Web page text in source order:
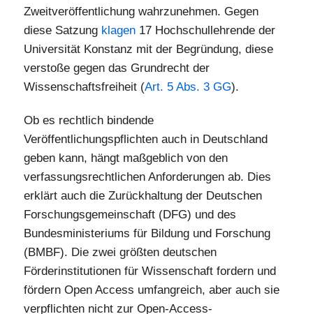
Zweitveröffentlichung wahrzunehmen. Gegen
diese Satzung klagen 17 Hochschullehrende der
Universität Konstanz mit der Begründung, diese
verstoße gegen das Grundrecht der
Wissenschaftsfreiheit (Art. 5 Abs. 3 GG).
Ob es rechtlich bindende
Veröffentlichungspflichten auch in Deutschland
geben kann, hängt maßgeblich von den
verfassungsrechtlichen Anforderungen ab. Dies
erklärt auch die Zurückhaltung der Deutschen
Forschungsgemeinschaft (DFG) und des
Bundesministeriums für Bildung und Forschung
(BMBF). Die zwei größten deutschen
Förderinstitutionen für Wissenschaft fordern und
fördern Open Access umfangreich, aber auch sie
verpflichten nicht zur Open-Access-